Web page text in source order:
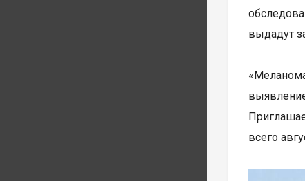
выдадут
всего